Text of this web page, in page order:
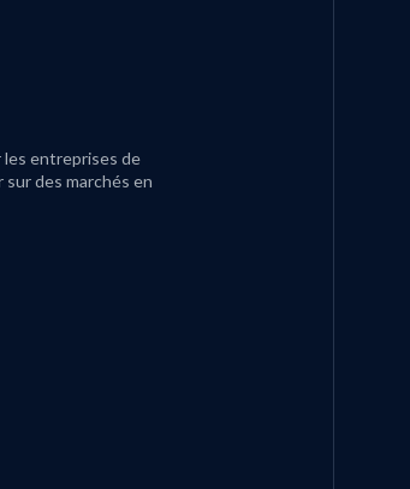
entreprises de
des marchés en